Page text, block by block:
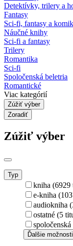
Detektívky, trilery a
Fantasy
Sci-fi, fantasy a
Náučné knihy
Sci-fi a fantasy
Trilery
Romantika
Sci-fi
Spoločenská beletria
Romantické
Viac kategórií
Zúžiť výber
Zoradiť
Zúžiť výber
Typ
kniha (6929
e-kniha
audiokniha
ostatné (5
Ďalšie možnosti